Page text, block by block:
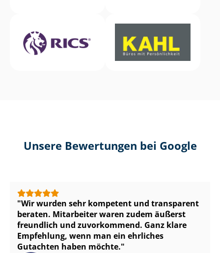
Unsere Bewertungen bei Google
Wir wurden sehr kompetent und transparent
beraten. Mitarbeiter waren zudem äußerst
freundlich und zuvorkommend. Ganz klare
Empfehlung, wenn man ein ehrliches
Gutachten haben möchte.